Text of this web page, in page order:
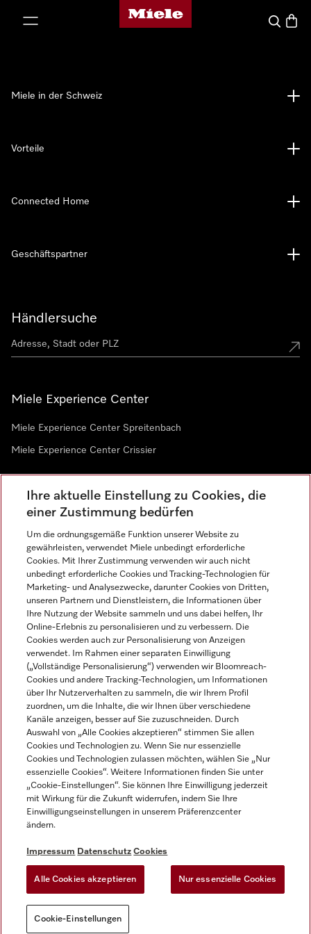
Miele-Homepage
Suche
Händlersuche
Miele Experience Center
Miele Experience Center Spreitenbach
Miele Experience Center Crissier
Newsletter
Sprache
DEUTSCH
Miele in der Schweiz
Vorteile
Connected Home
Geschäftspartner
Impressum
Datenschutz
Cookie-Einstellungen
Miele auf YoutubeMiele auf Instagram
Miele auf Facebook
Miele auf LinkedInMiele auf LinkedIn
Ihre aktuelle Einstellung zu Cookies, die
einer Zustimmung bedürfen
Um die ordnungsgemäße Funktion unserer Website zu
gewährleisten, verwendet Miele unbedingt erforderliche
Cookies. Mit Ihrer Zustimmung verwenden wir auch nicht
unbedingt erforderliche Cookies und Tracking-Technologien für
Marketing- und Analysezwecke, darunter Cookies von Dritten,
unseren Partnern und Dienstleistern, die Informationen über
Ihre Nutzung der Website sammeln und uns dabei helfen, Ihr
Online-Erlebnis zu personalisieren und zu verbessern. Die
Cookies werden auch zur Personalisierung von Anzeigen
verwendet. Im Rahmen einer separaten Einwilligung
(„Vollständige Personalisierung“) verwenden wir Bloomreach-
Cookies und andere Tracking-Technologien, um Informationen
über Ihr Nutzerverhalten zu sammeln, die wir Ihrem Profil
zuordnen, um die Inhalte, die wir Ihnen über verschiedene
Kanäle anzeigen, besser auf Sie zuzuschneiden. Durch
Auswahl von „Alle Cookies akzeptieren“ stimmen Sie allen
Cookies und Technologien zu. Wenn Sie nur essenzielle
Cookies und Technologien zulassen möchten, wählen Sie „Nur
essenzielle Cookies“. Weitere Informationen finden Sie unter
„Cookie-Einstellungen“. Sie können Ihre Einwilligung jederzeit
mit Wirkung für die Zukunft widerrufen, indem Sie Ihre
Einwilligungseinstellungen in unserem Präferenzcenter
ändern.
Impressum Datenschutz Cookies
Alle Cookies akzeptieren Nur essenzielle Cookies
Cookie-Einstellungen